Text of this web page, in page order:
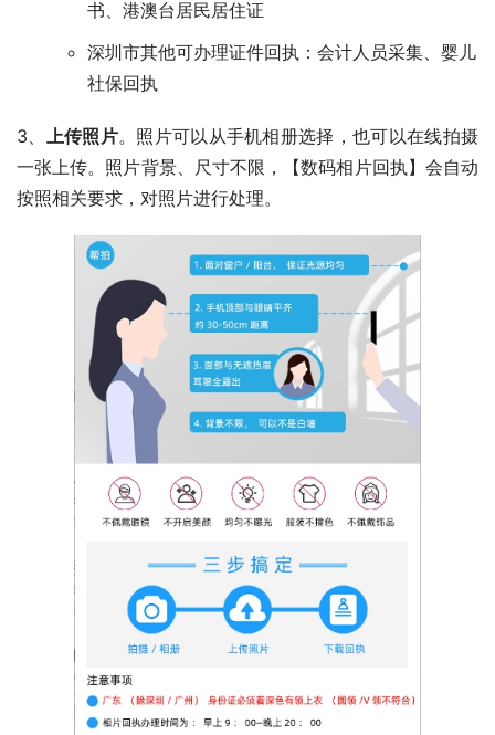
书、港澳台居民居住证
深圳市其他可办理证件回执：会计人员采集、婴儿
社保回执
3、 上传照片。照片可以从手机相册选择，也可以在线拍摄
一张上传。照片背景、尺寸不限，【数码相片回执】会自动
按照相关要求，对照片进行处理。